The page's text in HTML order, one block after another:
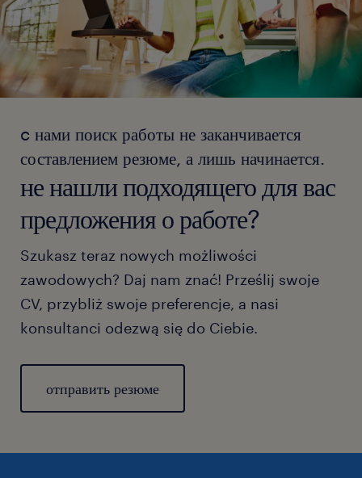
c нами поиск работы не заканчивается
составлением резюме, а лишь начинается.
не нашли подходящего для вас
предложения о работе?
Szukasz teraz nowych możliwości
zawodowych? Daj nam znać! Prześlij swoje
CV, przybliż swoje preferencje, a nasi
konsultanci odezwą się do Ciebie.
отправить резюме